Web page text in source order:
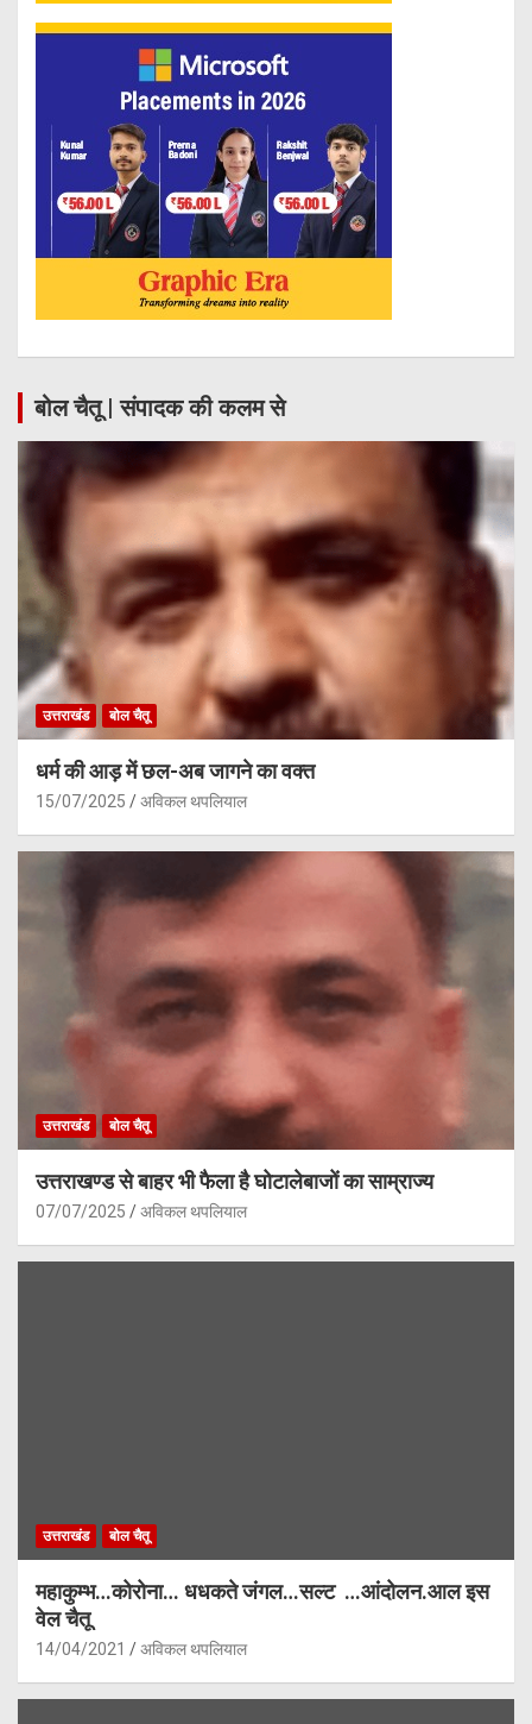
बोल चैतू | संपादक की कलम से
उत्तराखंड बोल चैतू
धर्म की आड़ में छल-अब जागने का वक्त
15/07/2025 अविकल थपलियाल
उत्तराखंड बोल चैतू
उत्तराखण्ड से बाहर भी फैला है घोटालेबाजों का साम्राज्य
07/07/2025 अविकल थपलियाल
उत्तराखंड बोल चैतू
महाकुम्भ…कोरोना… धधकते जंगल…सल्ट …आंदोलन.आल इस
वेल चैतू
14/04/2021 अविकल थपलियाल